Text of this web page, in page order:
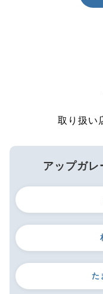
取り扱い
アップガレ
た